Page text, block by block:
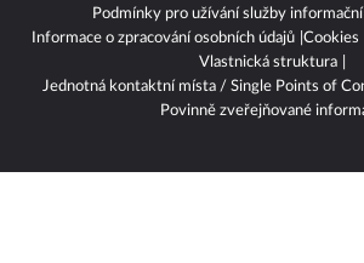
Podmínky pro užívání služby
Informace o zpracování osobních údajů Cookies
Vlastnická struktura
Jednotná kontaktní místa / Single Points of
Povinně zveřejňované